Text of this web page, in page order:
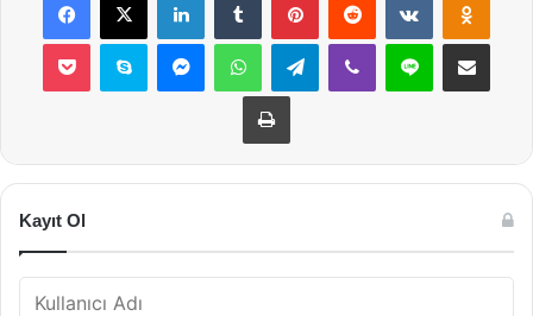
Pocket Skype MessengerWhatsAppTelegramViber Line E-Posta ile
Yazdır
Kayıt Ol